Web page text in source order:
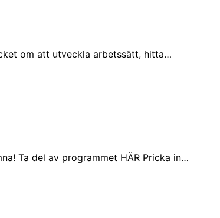
om att utveckla arbetssätt, hitta…
Ta del av programmet HÄR Pricka in…